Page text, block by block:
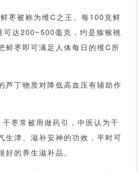
鲜枣被称为维C之王。每100克鲜
可达200~500毫克，约是猕猴桃
鲜枣即可满足人体每日的维C所
芦丁物质对降低高血压有辅助作
干枣常被用做药引，中医认为干
生津、滋补安神的功效，平时可
好的养生滋补品。